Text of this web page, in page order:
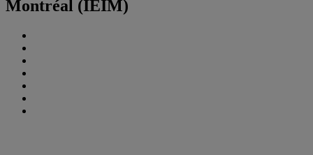
Montréal (IEIM)